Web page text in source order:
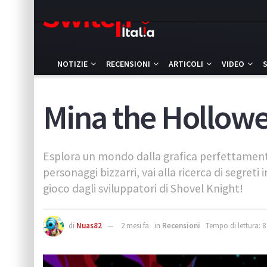
NOTIZIE RECENSIONI ARTICOLI VIDEO
Mina the
Esplora un mondo dalla grafica
personaggi bizzarri, vai alla ricerca di
gioco dagli sviluppatori di Shovel Knight!
di Nuas82 2 mesi fa in Recensioni Tempo di lettura: